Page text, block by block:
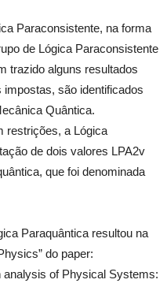
Paraconsistente, na forma
de Lógica Paraconsistente
trazido alguns resultados
são identificados
Quântica.
restrições, a Lógica
de dois valores LPA2v
que foi denominada
Paraquântica resultou na
do paper:
analysis of Physical Systems: